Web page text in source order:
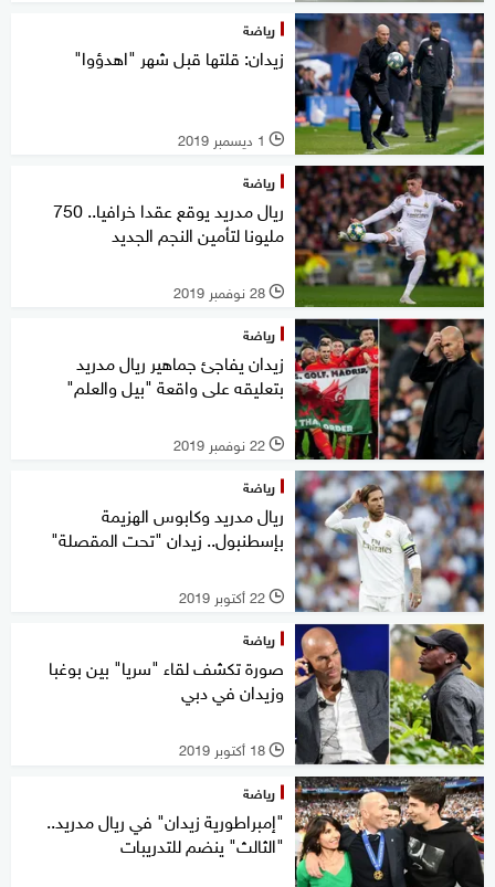
رياضة
زيدان: قلتها قبل شهر "اهدؤوا"
l 1 ديسمبر 2019
رياضة
ريال مدريد يوقع عقدا خرافيا.. 750
مليونا لتأمين النجم الجديد
l 28 نوفمبر 2019
رياضة
زيدان يفاجئ جماهير ريال مدريد
بتعليقه على واقعة "بيل والعلم"
l 22 نوفمبر 2019
رياضة
ريال مدريد وكابوس الهزيمة
بإسطنبول.. زيدان "تحت المقصلة"
l 22 أكتوبر 2019
رياضة
صورة تكشف لقاء "سريا" بين بوغبا
وزيدان في دبي
l 18 أكتوبر 2019
رياضة
"إمبراطورية زيدان" في ريال مدريد..
"الثالث" ينضم للتدريبات